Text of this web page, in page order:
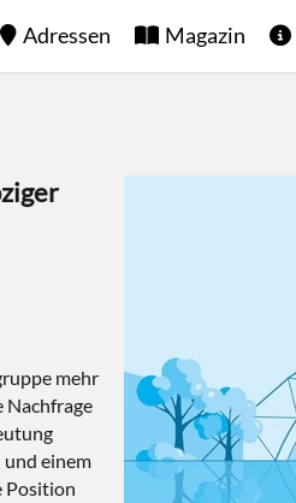
Adressen Magazin
mehr
Nachfrage
einem
Position